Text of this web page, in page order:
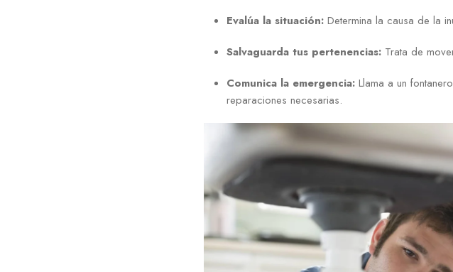
Evalúa la situación: Determina la causa de la
Salvaguarda tus pertenencias: Trata de
Comunica la emergencia: Llama a un
reparaciones necesarias.